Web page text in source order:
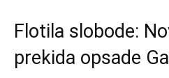
Flotila slobode:
prekida opsade